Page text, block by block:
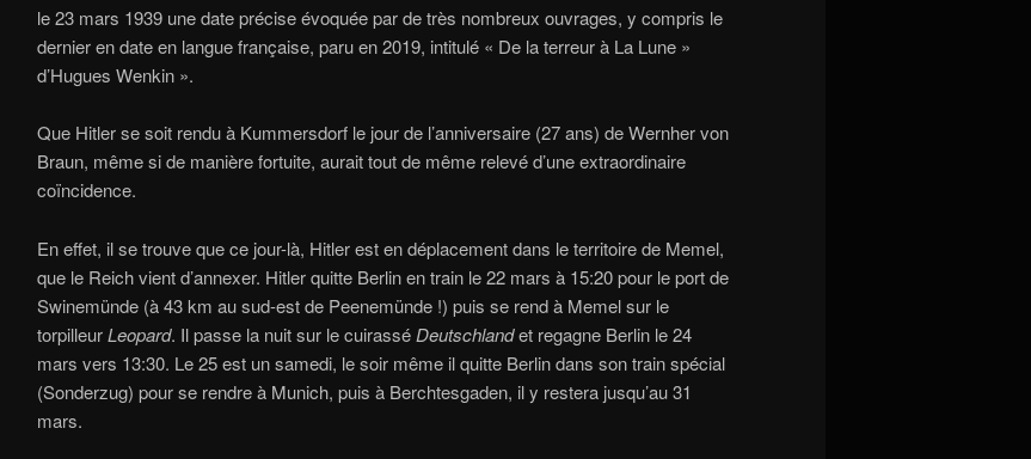
le 23 mars 1939 une date précise évoquée par de très nombreux ouvrages, y compris le
dernier en date en langue française, paru en 2019, intitulé « De la terreur à La Lune »
d’Hugues Wenkin ».
Que Hitler se soit rendu à Kummersdorf le jour de l’anniversaire (27 ans) de Wernher von
Braun, même si de manière fortuite, aurait tout de même relevé d’une extraordinaire
coïncidence.
En effet, il se trouve que ce jour-là, Hitler est en déplacement dans le territoire de Memel,
que le Reich vient d’annexer. Hitler quitte Berlin en train le 22 mars à 15:20 pour le port de
Swinemünde (à 43 km au sud-est de Peenemünde !) puis se rend à Memel sur le
torpilleurLeopard. Il passe la nuit sur le cuirassé Deutschlandet regagne Berlin le 24
mars vers 13:30. Le 25 est un samedi, le soir même il quitte Berlin dans son train spécial
(Sonderzug) pour se rendre à Munich, puis à Berchtesgaden, il y restera jusqu’au 31
mars.